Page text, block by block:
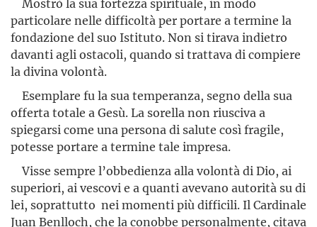
particolare nelle difficoltà per portare a termine la
fondazione del suo Istituto. Non si tirava indietro
davanti agli ostacoli, quando si trattava di compiere
la divina volontà.
Esemplare fu la sua temperanza, segno della sua
offerta totale a Gesù. La sorella non riusciva a
spiegarsi come una persona di salute così fragile,
potesse portare a termine tale impresa.
Visse sempre l’obbedienza alla volontà di Dio, ai
superiori, ai vescovi e a quanti avevano autorità su di
lei, soprattutto nei momen­ti più difficili. Il Cardinale
Juan Benlloch, che la conobbe personal­mente, citava